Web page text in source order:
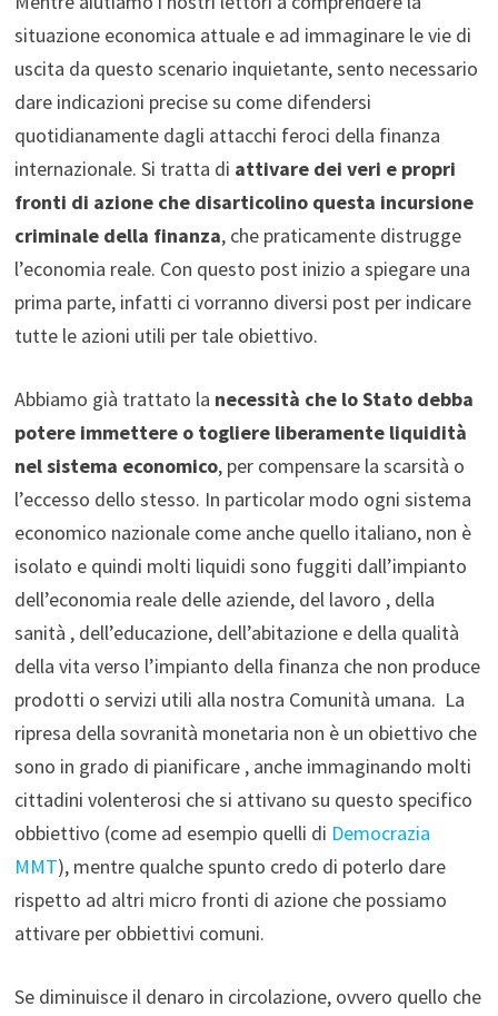
situazione economica attuale e ad immaginare le vie di
uscita da questo scenario inquietante, sento necessario
dare indicazioni precise su come difendersi
quotidianamente dagli attacchi feroci della finanza
internazionale. Si tratta di attivare dei veri e propri
fronti di azione che disarticolino questa incursione
criminale della finanza, che praticamente distrugge
l’economia reale. Con questo post inizio a spiegare una
prima parte, infatti ci vorranno diversi post per indicare
tutte le azioni utili per tale obiettivo.
Abbiamo già trattato la necessità che lo Stato debba
potere immettere o togliere liberamente liquidità
nel sistema economico, per compensare la scarsità o
l’eccesso dello stesso. In particolar modo ogni sistema
economico nazionale come anche quello italiano, non è
isolato e quindi molti liquidi sono fuggiti dall’impianto
dell’economia reale delle aziende, del lavoro , della
sanità , dell’educazione, dell’abitazione e della qualità
della vita verso l’impianto della finanza che non produce
prodotti o servizi utili alla nostra Comunità umana. La
ripresa della sovranità monetaria non è un obiettivo che
sono in grado di pianificare , anche immaginando molti
cittadini volenterosi che si attivano su questo specifico
obbiettivo (come ad esempio quelli di Democrazia
MMT), mentre qualche spunto credo di poterlo dare
rispetto ad altri micro fronti di azione che possiamo
attivare per obbiettivi comuni.
Se diminuisce il denaro in circolazione, ovvero quello che